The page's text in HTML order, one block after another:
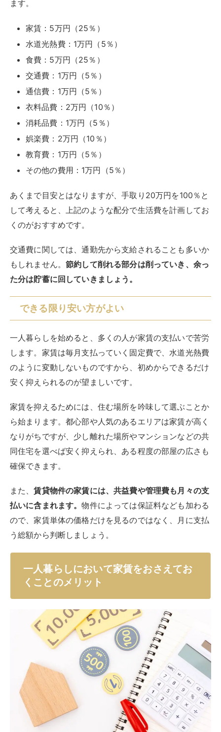
ます。
家賃：5万円（25％）
水道光熱費：1万円（5％）
食費：5万円（25％）
交通費：1万円（5％）
通信費：1万円（5％）
衣料品費：2万円（10％）
消耗品費：1万円（5％）
娯楽費：2万円（10％）
教育費：1万円（5％）
その他の費用：1万円（5％）
あくまで目安とはなりますが、手取り20万円を100％と
して考えると、上記のような配分で生活費を計画してお
くのがおすすめです。
交通費に関しては、通勤先から支給されることも多いか
もしれません。節約して削れる部分は削っていき、余っ
た分は貯蓄に回していきましょう。
できる限り安い方がよい
一人暮らしを始めると、多くの人が家賃の支払いで苦労
します。家賃は毎月支払っていく固定費で、水道光熱費
のように変動しないものですから、初めからできるだけ
安く抑えられるのが望ましいです。
家賃を抑えるためには、住む場所を吟味して選ぶことか
ら始まります。都心部や人気のあるエリアは家賃が高く
なりがちですが、少し離れた場所やマンションなどの共
同住宅を選べば安く抑えられ、ある程度の部屋の広さも
確保できます。
また、賃貸物件の家賃には、共益費や管理費も月々の支
払いに含まれます。物件によっては保証料なども加わる
ので、家賃単体の価格だけを見るのではなく、月に支払
う総額から判断しましょう。
一人暮らしにおいて家賃をおさえてお
くことのメリット